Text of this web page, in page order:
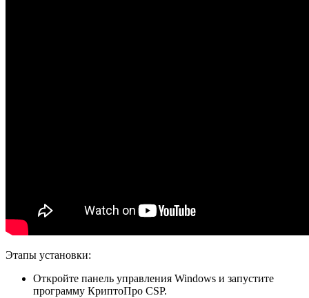
Этапы установки:
Откройте панель управления Windows и запустите
программу КриптоПро CSP.